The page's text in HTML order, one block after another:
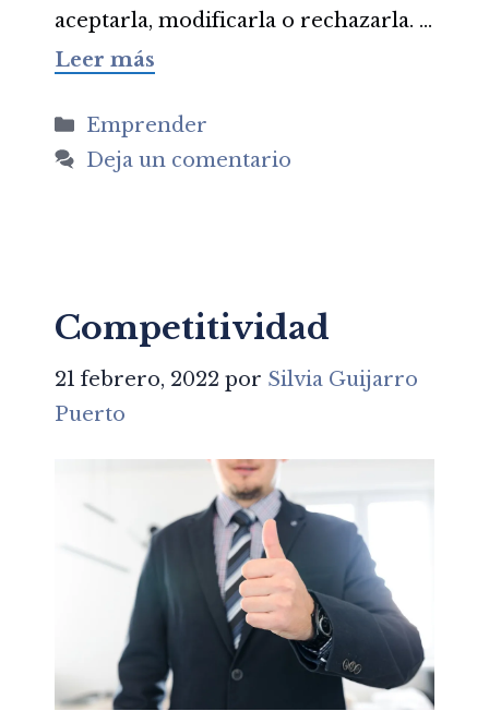
aceptarla, modificarla o rechazarla. …
Leer más
Categorías
Emprender
Deja un comentario
Competitividad
21 febrero, 2022 por Silvia Guijarro
Puerto